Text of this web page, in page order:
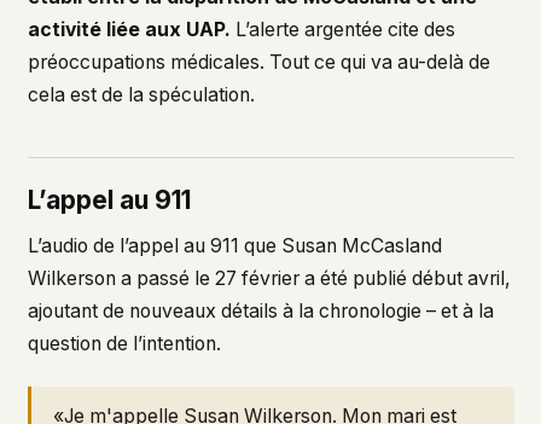
activité liée aux UAP. L’alerte argentée cite des
préoccupations médicales. Tout ce qui va au-delà de
cela est de la spéculation.
L’appel au 911
L’audio de l’appel au 911 que Susan McCasland
Wilkerson a passé le 27 février a été publié début avril,
ajoutant de nouveaux détails à la chronologie – et à la
question de l’intention.
«Je m'appelle Susan Wilkerson. Mon mari est